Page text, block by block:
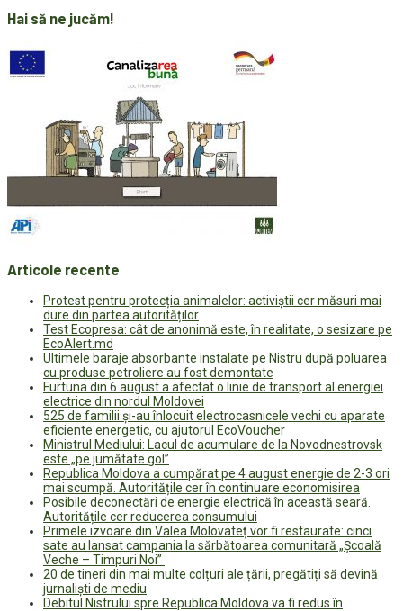
Hai să ne jucăm!
Articole recente
Protest pentru protecția animalelor: activiștii cer măsuri mai
dure din partea autorităților
Test Ecopresa: cât de anonimă este, în realitate, o sesizare pe
EcoAlert.md
Ultimele baraje absorbante instalate pe Nistru după poluarea
cu produse petroliere au fost demontate
Furtuna din 6 august a afectat o linie de transport al energiei
electrice din nordul Moldovei
525 de familii și-au înlocuit electrocasnicele vechi cu aparate
eficiente energetic, cu ajutorul EcoVoucher
Ministrul Mediului: Lacul de acumulare de la Novodnestrovsk
este „pe jumătate gol”
Republica Moldova a cumpărat pe 4 august energie de 2-3 ori
mai scumpă. Autoritățile cer în continuare economisirea
Posibile deconectări de energie electrică în această seară.
Autoritățile cer reducerea consumului
Primele izvoare din Valea Molovateț vor fi restaurate: cinci
sate au lansat campania la sărbătoarea comunitară „Școală
Veche – Timpuri Noi”
20 de tineri din mai multe colțuri ale țării, pregătiți să devină
jurnaliști de mediu
Debitul Nistrului spre Republica Moldova va fi redus în